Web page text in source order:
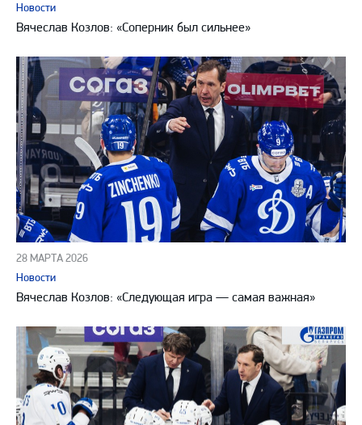
Новости
Вячеслав Козлов: «Соперник был сильнее»
28 МАРТА 2026
Новости
Вячеслав Козлов: «Следующая игра — самая важная»